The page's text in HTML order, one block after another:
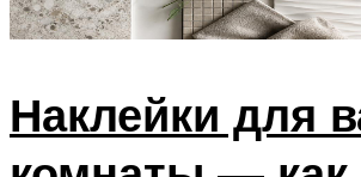
Наклейки для